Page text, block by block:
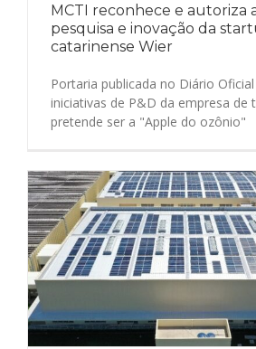
MCTI reconhece e autoriza
pesquisa e inovação da
catarinense Wier
Portaria publicada no Diário
iniciativas de P&D da empresa de
pretende ser a "Apple do ozônio"